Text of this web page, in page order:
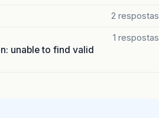
2 respostas
unable to find valid
1 respostas